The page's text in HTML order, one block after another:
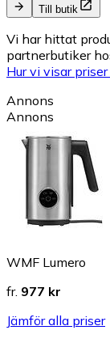
Till butik
Vi har hittat
partnerbutiker
Hur vi visar
Annons
Annons
WMF Lumero
fr. 977 kr
Jämför alla priser